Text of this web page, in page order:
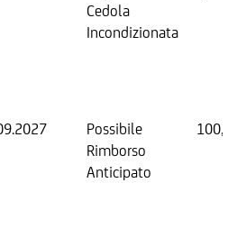
Cedola
Incondizionata
Possibile
Rimborso
Anticipato